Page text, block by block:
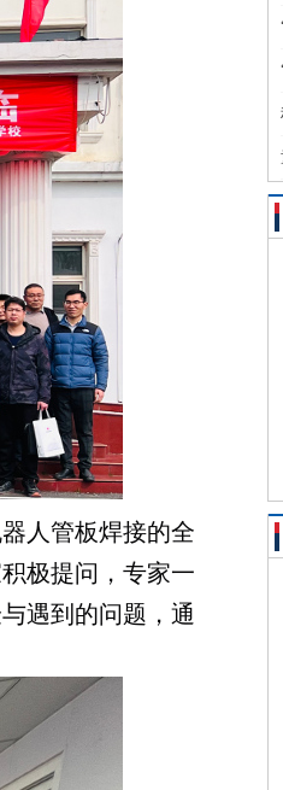
人管板焊接的全
极提问，专家一
遇到的问题，通